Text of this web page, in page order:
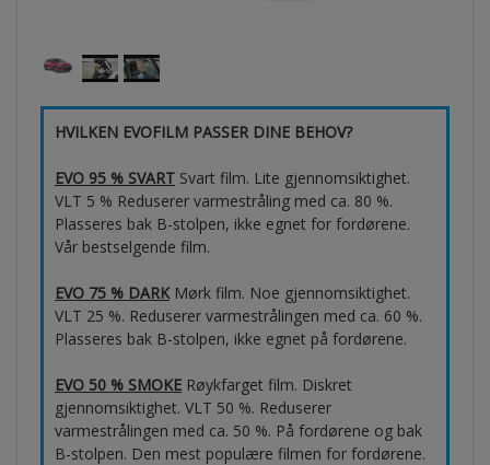
HVILKEN EVOFILM PASSER DINE BEHOV?
EVO 95 % SVART Svart film. Lite gjennomsiktighet.
VLT 5 % Reduserer varmestråling med ca. 80 %.
Plasseres bak B-stolpen, ikke egnet for fordørene.
Vår bestselgende film.
EVO 75 % DARKMørk film. Noe gjennomsiktighet.
VLT 25 %. Reduserer varmestrålingen med ca. 60 %.
Plasseres bak B-stolpen, ikke egnet på fordørene.
EVO 50 % SMOKE Røykfarget film. Diskret
gjennomsiktighet. VLT 50 %. Reduserer
varmestrålingen med ca. 50 %. På fordørene og bak
B-stolpen. Den mest populære filmen for fordørene.